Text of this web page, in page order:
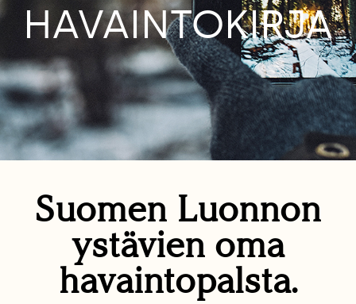
HAVAINTOKIRJA
Suomen Luonnon
ystävien oma
havaintopalsta.